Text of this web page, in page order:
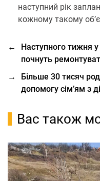
наступний рік
кожному такому
←
Наступного тижня
почнуть
→
Більше 30 тисяч
допомогу сім’ям з
Вас також